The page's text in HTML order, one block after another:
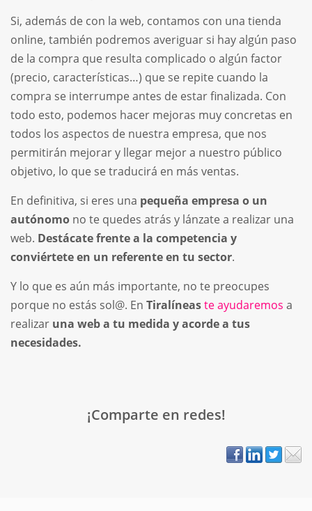
Si, además de con la web, contamos con una tienda
online, también podremos averiguar si hay algún paso
de la compra que resulta complicado o algún factor
(precio, características…) que se repite cuando la
compra se interrumpe antes de estar finalizada. Con
todo esto, podemos hacer mejoras muy concretas en
todos los aspectos de nuestra empresa, que nos
permitirán mejorar y llegar mejor a nuestro público
objetivo, lo que se traducirá en más ventas.
En definitiva, si eres una pequeña empresa o un
autónomo no te quedes atrás y lánzate a realizar una
web. Destácate frente a la competencia y
conviértete en un referente en tu sector.
Y lo que es aún más importante, no te preocupes
porque no estás sol@. En Tiralíneaste ayudaremos a
realizar una web a tu medida y acorde a tus
necesidades.
¡Comparte en redes!